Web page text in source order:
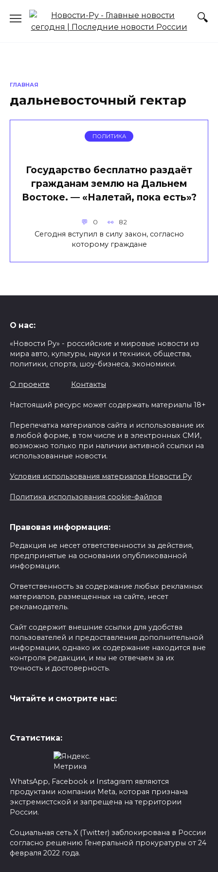
содержанию
ГЛАВНАЯ
дальневосточный гектар
ПОЛИТИКА
Государство бесплатно раздаёт
гражданам землю на Дальнем
Востоке. — «Налетай, пока есть»?
0 82
Сегодня вступил в силу закон, согласно
которому граждане
О нас:
«Новости Ру» - российские и мировые новости из
мира авто, культуры, науки и техники, общества,
политики, спорта, шоу-бизнеса, экономики.
О проекте Контакты
Настоящий ресурс может содержать материалы 18+
Перепечатка материалов сайта и использование их
в любой форме, в том числе и в электронных СМИ,
возможно только при наличии активной ссылки на
использованные новости.
Условия использования материалов Новости Ру
Политика использования cookie-файлов
Правовая информация:
Редакция не несет ответственности за действия,
предпринятые на основании опубликованной
информации.
Ответственность за содержание любых рекламных
материалов, размещенных на сайте, несет
рекламодатель.
Сайт содержит внешние ссылки для удобства
пользователей и предоставления дополнительной
информации, однако их содержание находится вне
контроля редакции, и мы не отвечаем за их
точность и достоверность.
Читайте и смотрите нас:
Статистика:
WhatsApp, Facebook и Instagram являются
продуктами компании Meta, которая признана
экстремистской и запрещена на территории
России.
Социальная сеть X (Twitter) заблокирована в России
согласно решению Генеральной прокуратуры от 24
февраля 2022 года.